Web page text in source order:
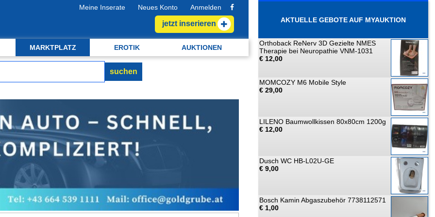
Meine Inserate Neues Konto Anmelden
jetzt inserieren
MARKTPLATZ EROTIK AUKTIONEN
suchen
AKTUELLE GEBOTE AUF MYAUKTION
Orthoback ReNerv 3D Gezielte NMES
Therapie bei Neuropathie VNM-1031
€ 12,00
MOMCOZY M6 Mobile Style
€ 29,00
LILENO Baumwollkissen 80x80cm 1200g
€ 12,00
Dusch WC HB-L02U-GE
€ 9,00
Bosch Kamin Abgaszubehör 7738112571
€ 1,00